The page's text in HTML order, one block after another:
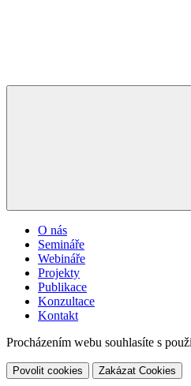
O nás
Semináře
Webináře
Projekty
Publikace
Konzultace
Kontakt
Procházením webu souhlasíte s
Povolit cookies Zakázat Cookies